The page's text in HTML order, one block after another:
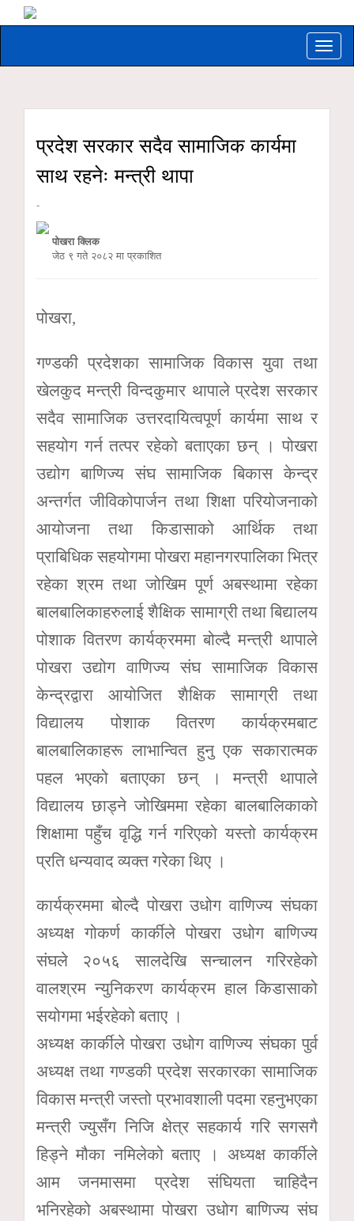
Toggle
प्रदेश सरकार सदैव सामाजिक कार्यमा
साथ रहनेः मन्त्री थापा
-
पोखरा क्लिक
जेठ ९ गते २०८२ मा प्रकाशित
पोखरा,
गण्डकी प्रदेशका सामाजिक विकास युवा तथा
खेलकुद मन्त्री विन्दकुमार थापाले प्रदेश सरकार
सदैव सामाजिक उत्तरदायित्वपूर्ण कार्यमा साथ र
सहयोग गर्न तत्पर रहेको बताएका छन् । पोखरा
उद्योग बाणिज्य संघ सामाजिक बिकास केन्द्र
अन्तर्गत जीविकोपार्जन तथा शिक्षा परियोजनाको
आयोजना तथा किडासाको आर्थिक तथा
प्राबिधिक सहयोगमा पोखरा महानगरपालिका भित्र
रहेका श्रम तथा जोखिम पूर्ण अबस्थामा रहेका
बालबालिकाहरुलाई शैक्षिक सामाग्री तथा बिद्यालय
पोशाक वितरण कार्यक्रममा बोल्दै मन्त्री थापाले
पोखरा उद्योग वाणिज्य संघ सामाजिक विकास
केन्द्रद्वारा आयोजित शैक्षिक सामाग्री तथा
विद्यालय पोशाक वितरण कार्यक्रमबाट
बालबालिकाहरू लाभान्वित हुनु एक सकारात्मक
पहल भएको बताएका छन् । मन्त्री थापाले
विद्यालय छाड्ने जोखिममा रहेका बालबालिकाको
शिक्षामा पहुँच वृद्धि गर्न गरिएको यस्तो कार्यक्रम
प्रति धन्यवाद व्यक्त गरेका थिए ।
कार्यक्रममा बोल्दै पोखरा उधोग वाणिज्य संघका
अध्यक्ष गोकर्ण कार्कीले पोखरा उधोग बाणिज्य
संघले २०५६ सालदेखि सन्चालन गरिरहेको
वालश्रम न्युनिकरण कार्यक्रम हाल किडासाको
सयोगमा भईरहेको बताए ।
अध्यक्ष कार्कीले पोखरा उधोग वाणिज्य संघका पुर्व
अध्यक्ष तथा गण्डकी प्रदेश सरकारका सामाजिक
विकास मन्त्री जस्तो प्रभावशाली पदमा रहनुभएका
मन्त्री ज्युसँग निजि क्षेत्र सहकार्य गरि सगसगै
हिड्ने मौका नमिलेको बताए । अध्यक्ष कार्कीले
आम जनमासमा प्रदेश संघियता चाहिदैन
भनिरहेको अबस्थामा पोखरा उधोग बाणिज्य संघ